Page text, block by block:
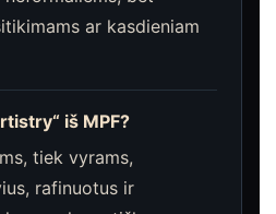
ar kasdieniam
iš MPF?
tiek vyrams,
rafinuotus ir